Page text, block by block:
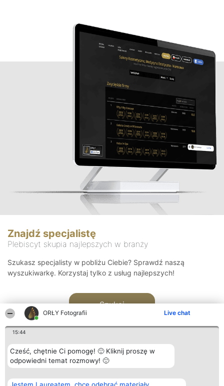
ORŁY Fotografii Live chat
15:44
Cześć, chętnie Ci pomogę! 🙂 Kliknij proszę w
odpowiedni temat rozmowy! 🙂
Znajdź specjalistę
Plebiscyt skupia najlepszych w branży
Szukasz specjalisty w pobliżu Ciebie? Sprawdź naszą
wyszukiwarkę. Korzystaj tylko z usług najlepszych!
Szukaj
Organizator plebiscytu Plebiscyt Kontakt